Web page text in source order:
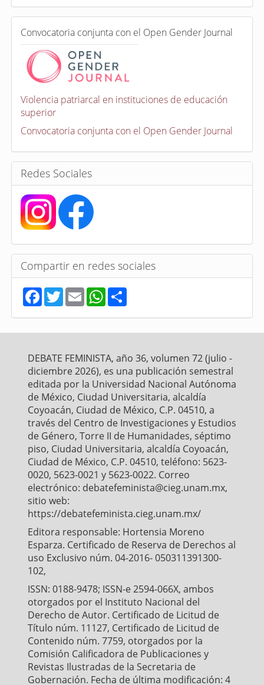
a
e
n
C
o
o
a
t
o
r
a
s
Convocatoria conjunta con el Open Gender Journal
Violencia patriarcal en instituciones de educación
superior
Convocatoria conjunta con el Open Gender Journal
Redes Sociales
Compartir en redes sociales
F
a
e
b
k
T
w
t
t
E
m
i
l
W
h
t
s
p
S
h
r
e
DEBATE FEMINISTA, año 36, volumen 72 (julio -
diciembre 2026), es una publicación semestral
editada por la Universidad Nacional Autónoma
de México, Ciudad Universitaria, alcaldía
Coyoacán, Ciudad de México, C.P. 04510, a
través del Centro de Investigaciones y Estudios
de Género, Torre II de Humanidades, séptimo
piso, Ciudad Universitaria, alcaldía Coyoacán,
Ciudad de México, C.P. 04510, teléfono: 5623-
0020, 5623-0021 y 5623-0022. Correo
electrónico: debatefeminista@cieg.unam.mx,
sitio web:
https://debatefeminista.cieg.unam.mx/
Editora responsable: Hortensia Moreno
Esparza. Certificado de Reserva de Derechos al
uso Exclusivo núm. 04-2016- 050311391300-
102,
ISSN: 0188-9478; ISSN-e 2594-066X, ambos
otorgados por el Instituto Nacional del
Derecho de Autor. Certificado de Licitud de
Título núm. 11127, Certificado de Licitud de
Contenido núm. 7759, otorgados por la
Comisión Calificadora de Publicaciones y
Revistas Ilustradas de la Secretaria de
Gobernación. Fecha de última modificación: 4